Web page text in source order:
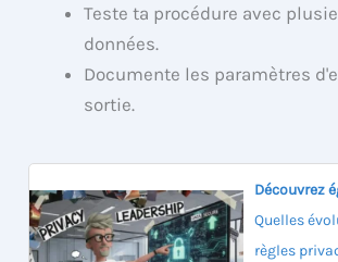
Teste ta procédure avec
données.
Documente les paramètres
sortie.
Découvrez
Quelles
règles